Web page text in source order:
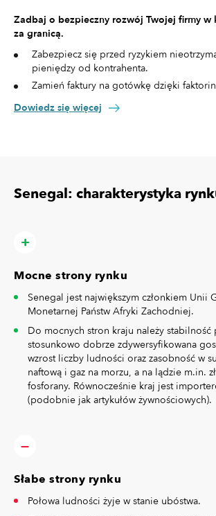
Zadbaj o bezpieczny rozwój Twojej firmy w
za granicą.
Zabezpiecz się przed ryzykiem
pieniędzy od kontrahenta.
Zamień faktury na gotówkę dzięki
Dowiedz się więcej
Senegal: charakterystyka
Mocne strony rynku
Senegal jest największym członkiem Unii
Monetarnej Państw Afryki Zachodniej.
Do mocnych stron kraju należy stabilność
stosunkowo dobrze zdywersyfikowana
wzrost liczby ludności oraz zasobność w
naftową i gaz na morzu, a na lądzie m.in.
fosforany. Równocześnie kraj jest
(podobnie jak artykułów żywnościowych).
Słabe strony rynku
Połowa ludności żyje w stanie ubóstwa.